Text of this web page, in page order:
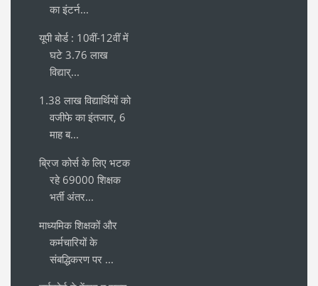
का इंटर्न...
यूपी बोर्ड : 10वीं-12वीं में
घटे 3.76 लाख
विद्यार्...
1.38 लाख विद्यार्थियों को
वजीफे का इंतजार, 6
माह ब...
ब्रिज कोर्स के लिए भटक
रहे 69000 शिक्षक
भर्ती अंतर...
माध्यमिक शिक्षकों और
कर्मचारियों के
संबद्धिकरण पर ...